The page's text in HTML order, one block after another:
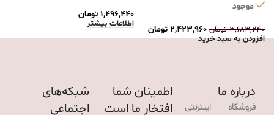
موجود
۳,۶۸۳,۲۴۰ تومان ۲,۴۲۳,۹۶۰ تومان
افزودن به سبد خرید
۱,۴۹۶,۴۴۰ تومان
اطلاعات بیشتر
درباره ما
فروشگاه اینترنتی
اطمینان شما
افتخار ما است
شبکه‌های
اجتماعی